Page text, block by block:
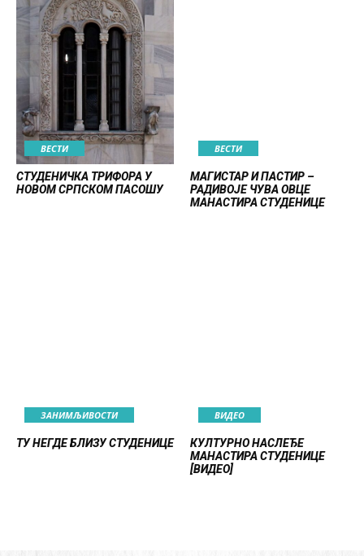
ВЕСТИ
СТУДЕНИЧКА ТРИФОРА У
НОВОМ СРПСКОМ ПАСОШУ
ВЕСТИ
МАГИСТАР И ПАСТИР –
РАДИВОЈЕ ЧУВА ОВЦЕ
МАНАСТИРА СТУДЕНИЦЕ
ЗАНИМЉИВОСТИ
ТУ НЕГДЕ БЛИЗУ СТУДЕНИЦЕ
ВИДЕО
КУЛТУРНО НАСЛЕЂЕ
МАНАСТИРА СТУДЕНИЦЕ
[ВИДЕО]